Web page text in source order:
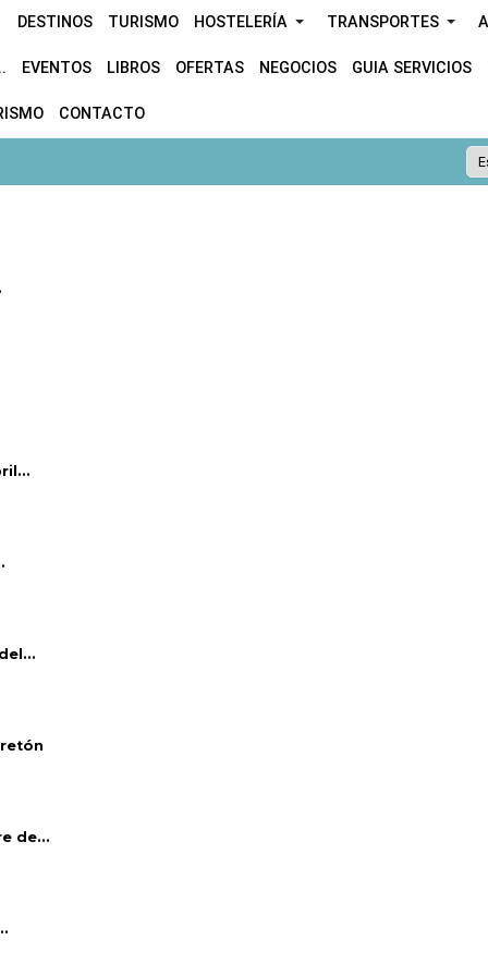
DESTINOS TURISMO HOSTELERÍA TRANSPORTES
EVENTOS LIBROS OFERTAS NEGOCIOS GUIA SERVICIOS
CONTACTO
de...